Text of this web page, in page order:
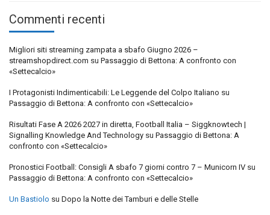
Commenti recenti
Migliori siti streaming zampata a sbafo Giugno 2026 –
streamshopdirect.com su Passaggio di Bettona: A confronto con
«Settecalcio»
I Protagonisti Indimenticabili: Le Leggende del Colpo Italiano su
Passaggio di Bettona: A confronto con «Settecalcio»
Risultati Fase A 2026 2027 in diretta, Football Italia – Siggknowtech |
Signalling Knowledge And Technology su Passaggio di Bettona: A
confronto con «Settecalcio»
Pronostici Football: Consigli A sbafo 7 giorni contro 7 – Municorn IV su
Passaggio di Bettona: A confronto con «Settecalcio»
Un Bastiolo su Dopo la Notte dei Tamburi e delle Stelle